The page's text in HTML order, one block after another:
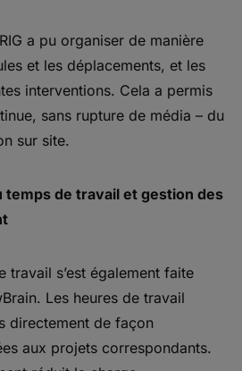
a pu organiser de manière
et les déplacements, et les
interventions. Cela a permis
sans rupture de média – du
sur site.
temps de travail et gestion des
travail s’est également faite
Les heures de travail
directement de façon
aux projets correspondants.